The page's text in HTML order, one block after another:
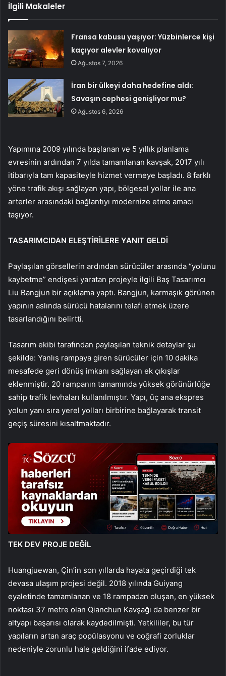
İlgili Makaleler
Fransa kabusu yaşıyor: Yüzbinlerce kişi
kaçıyor alevler kovalıyor
Ağustos 7, 2026
İran bir ülkeyi daha hedefine aldı:
Savaşın cephesi genişliyor mu?
Ağustos 6, 2026
Yapımına 2009 yılında başlanan ve 5 yıllık planlama
evresinin ardından 7 yılda tamamlanan kavşak, 2017 yılı
itibarıyla tam kapasiteyle hizmet vermeye başladı. 8 farklı
yöne trafik akışı sağlayan yapı, bölgesel yollar ile ana
arterler arasındaki bağlantıyı modernize etme amacı
taşıyor.
TASARIMCIDAN ELEŞTİRİLERE YANIT GELDİ
Paylaşılan görsellerin ardından sürücüler arasında “yolunu
kaybetme” endişesi yaratan projeyle ilgili Baş Tasarımcı
Liu Bangjun bir açıklama yaptı. Bangjun, karmaşık görünen
yapının aslında sürücü hatalarını telafi etmek üzere
tasarlandığını belirtti.
Tasarım ekibi tarafından paylaşılan teknik detaylar şu
şekilde: Yanlış rampaya giren sürücüler için 10 dakika
mesafede geri dönüş imkanı sağlayan ek çıkışlar
eklenmiştir. 20 rampanın tamamında yüksek görünürlüğe
sahip trafik levhaları kullanılmıştır. Yapı, üç ana ekspres
yolun yanı sıra yerel yolları birbirine bağlayarak transit
geçiş süresini kısaltmaktadır.
TEK DEV PROJE DEĞİL
Huangjuewan, Çin’in son yıllarda hayata geçirdiği tek
devasa ulaşım projesi değil. 2018 yılında Guiyang
eyaletinde tamamlanan ve 18 rampadan oluşan, en yüksek
noktası 37 metre olan Qianchun Kavşağı da benzer bir
altyapı başarısı olarak kaydedilmişti. Yetkililer, bu tür
yapıların artan araç popülasyonu ve coğrafi zorluklar
nedeniyle zorunlu hale geldiğini ifade ediyor.